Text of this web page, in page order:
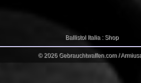
Ballistol Italia : Shop
© 2026 Gebrauchtwaffen.com /